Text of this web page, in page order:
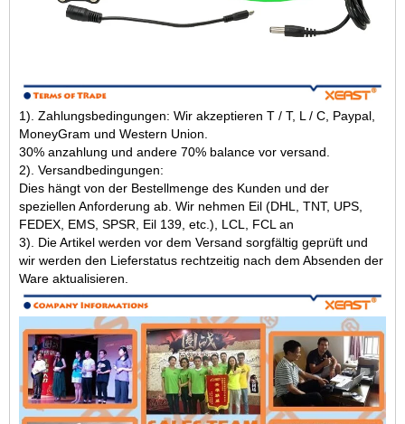
1). Zahlungsbedingungen: Wir akzeptieren T / T, L / C, Paypal,
MoneyGram und Western Union.
30% anzahlung und andere 70% balance vor versand.
2). Versandbedingungen:
Dies hängt von der Bestellmenge des Kunden und der
speziellen Anforderung ab. Wir nehmen Eil (DHL, TNT, UPS,
FEDEX, EMS, SPSR, Eil 139, etc.), LCL, FCL an
3). Die Artikel werden vor dem Versand sorgfältig geprüft und
wir werden den Lieferstatus rechtzeitig nach dem Absenden der
Ware aktualisieren.